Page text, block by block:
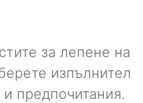
за лепене на
изпълнител
предпочитания.